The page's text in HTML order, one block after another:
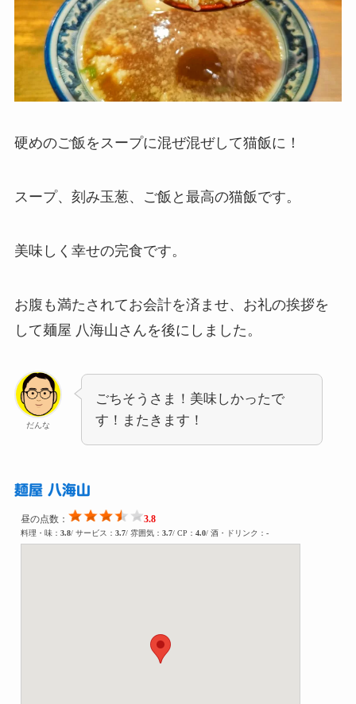
硬めのご飯をスープに混ぜ混ぜして猫飯に！
スープ、刻み玉葱、ご飯と最高の猫飯です。
美味しく幸せの完食です。
お腹も満たされてお会計を済ませ、お礼の挨拶を
して麺屋 八海山さんを後にしました。
だんな
ごちそうさま！美味しかったで
す！またきます！
麺屋 八海山